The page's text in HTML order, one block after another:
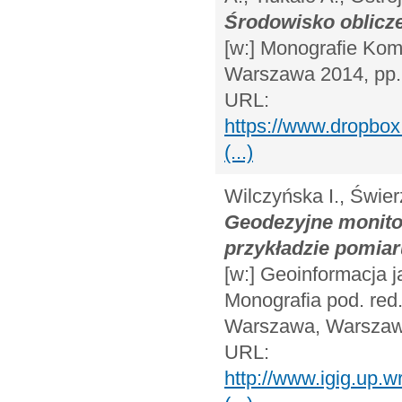
Środowisko
[w:] Monografie
Warszawa 2014,
URL:
https://
(...)
Wilczyńska I.,
Geodezyjne
przykładzie
[w:] Geoinformacja
Monografia pod.
Warszawa,
URL:
http://